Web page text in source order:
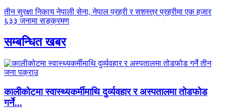
तीन सुरक्षा निकाय नेपाली सेना, नेपाल प्रहरी र सशस्त्र प्रहरीमा एक हजार
६३३ जनामा सङ्क्रमण
सम्बन्धित खबर
कालीकोटमा स्वास्थ्यकर्मीमाथि दुर्व्यवहार र अस्पतालमा तोडफोड
गर्ने...